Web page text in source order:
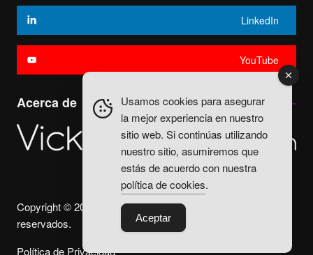
LinkedIn
YouTube
Acerca de
Copyright © 2025. Vicky Fuentes Todos los derechos
reservados.
Política de Privacidad
Usamos cookies para asegurar
la mejor experiencia en nuestro
sitio web. Si continúas utilizando
nuestro sitio, asumiremos que
estás de acuerdo con nuestra
política de cookies.
Aceptar